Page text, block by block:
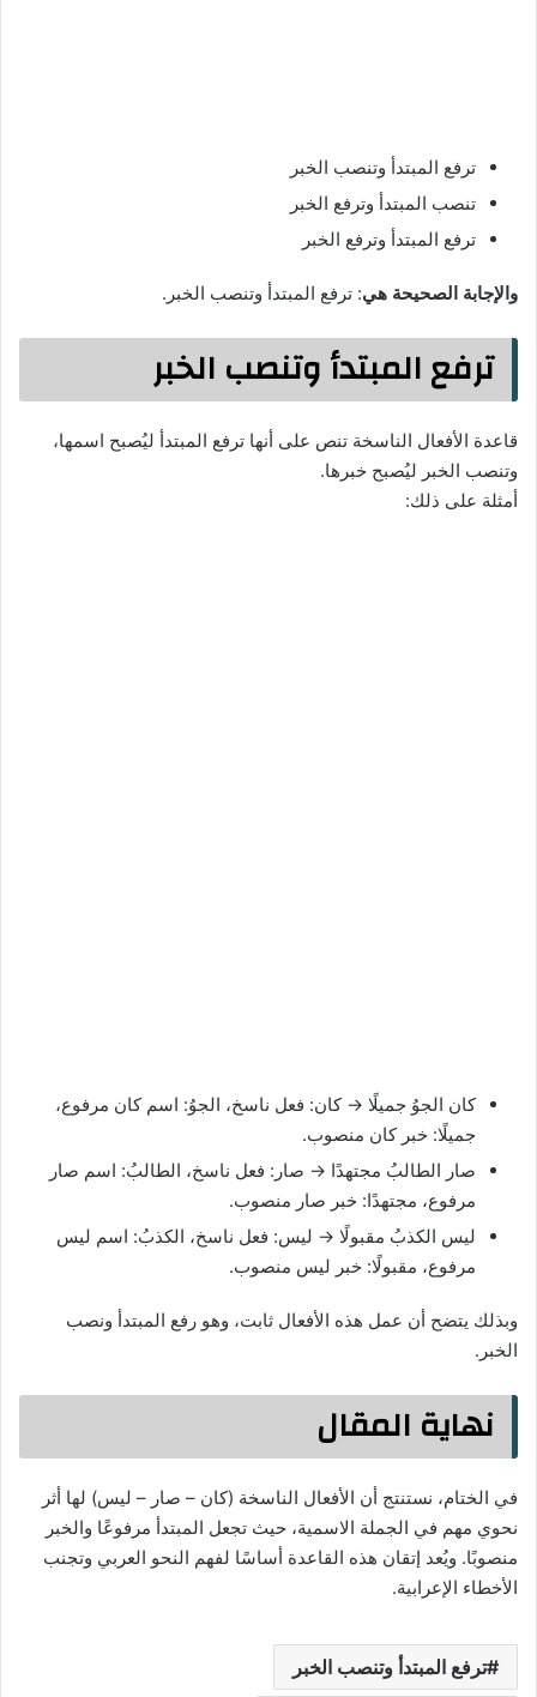
ترفع المبتدأ وتنصب الخبر
تنصب المبتدأ وترفع الخبر
ترفع المبتدأ وترفع الخبر
والإجابة الصحيحة هي: ترفع المبتدأ وتنصب الخبر.
ترفع المبتدأ وتنصب الخبر
قاعدة الأفعال الناسخة تنص على أنها ترفع المبتدأ ليُصبح اسمها،
وتنصب الخبر ليُصبح خبرها.
أمثلة على ذلك:
كان الجوُ جميلًا → كان: فعل ناسخ، الجوُ: اسم كان مرفوع،
جميلًا: خبر كان منصوب.
صار الطالبُ مجتهدًا → صار: فعل ناسخ، الطالبُ: اسم صار
مرفوع، مجتهدًا: خبر صار منصوب.
ليس الكذبُ مقبولًا → ليس: فعل ناسخ، الكذبُ: اسم ليس
مرفوع، مقبولًا: خبر ليس منصوب.
وبذلك يتضح أن عمل هذه الأفعال ثابت، وهو رفع المبتدأ ونصب
الخبر.
نهاية المقال
في الختام، نستنتج أن الأفعال الناسخة (كان – صار – ليس) لها أثر
نحوي مهم في الجملة الاسمية، حيث تجعل المبتدأ مرفوعًا والخبر
منصوبًا. ويُعد إتقان هذه القاعدة أساسًا لفهم النحو العربي وتجنب
الأخطاء الإعرابية.
ترفع المبتدأ وتنصب الخبر